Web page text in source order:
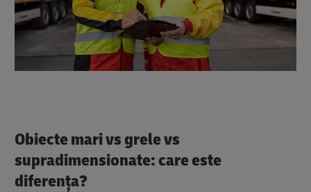
Obiecte mari vs grele vs
supradimensionate: care este
diferența?